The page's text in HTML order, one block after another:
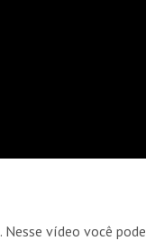
. Nesse vídeo você pode